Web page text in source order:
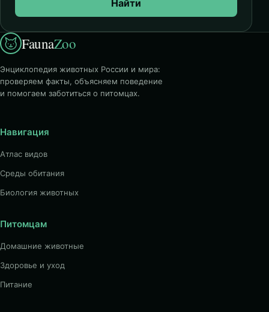
Найти
FaunaZoo
Энциклопедия животных России и мира:
проверяем факты, объясняем поведение
и помогаем заботиться о питомцах.
Навигация
Атлас видов
Среды обитания
Биология животных
Питомцам
Домашние животные
Здоровье и уход
Питание